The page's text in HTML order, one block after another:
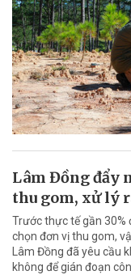
Lâm Đồng đẩy
thu gom, xử lý
Trước thực tế gần 30%
chọn đơn vị thu gom,
Lâm Đồng đã yêu cầu
không để gián đoạn